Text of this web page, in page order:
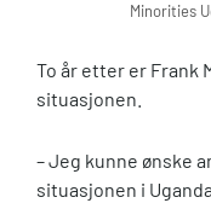
Minorities
To år etter er Frank
situasjonen.
– Jeg kunne ønske
situasjonen i